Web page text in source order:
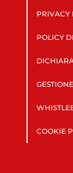
PRIVACY
POLICY
COOKIE